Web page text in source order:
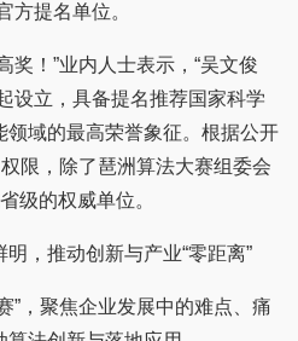
方提名单位。
！”业内人士表示，“吴文俊
设立，具备提名推荐国家科学
域的最高荣誉象征。根据公开
限，除了琶洲算法大赛组委会
级的权威单位。
推动创新与产业“零距离”
，聚焦企业发展中的难点、痛